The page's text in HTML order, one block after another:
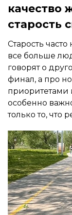
качество
старость
Старость
все больше
говорят о
финал, а про
приоритетами
особенно
только то, что